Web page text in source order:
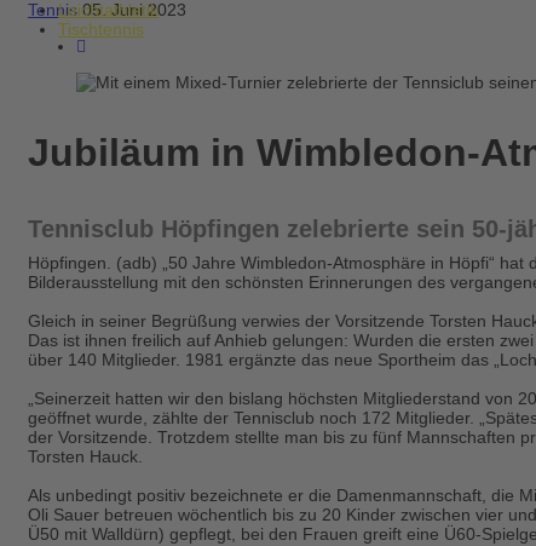
Leichtathletik
Tischtennis
Tennis 05. Juni 2023
Jubiläum in Wimbledon-
Tennisclub Höpfingen zelebrierte sein 50-
Höpfingen.
(adb) „50 Jahre Wimbledon-Atmosphäre in Höpfi“
Bilderausstellung mit den schönsten Erinnerungen des
Gleich in seiner Begrüßung verwies der Vorsitzende Torsten
Das ist ihnen freilich auf Anhieb gelungen: Wurden die ersten
über 140 Mitglieder. 1981 ergänzte das neue Sportheim das
„Seinerzeit hatten wir den bislang höchsten Mitgliederstand von
geöffnet wurde, zählte der Tennisclub noch 172 Mitglieder.
der Vorsitzende. Trotzdem stellte man bis zu fünf Mannschaften
Torsten Hauck.
Als unbedingt positiv bezeichnete er die Damenmannschaft, die
Oli Sauer betreuen wöchentlich bis zu 20 Kinder zwischen vier
Ü50 mit Walldürn) gepflegt, bei den Frauen greift eine Ü60-